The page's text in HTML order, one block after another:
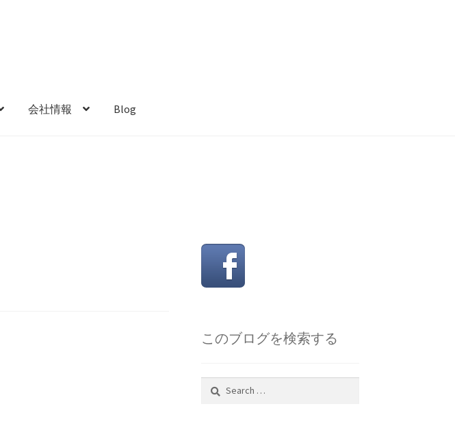
会社情報 Blog
このブログを検索する
Search